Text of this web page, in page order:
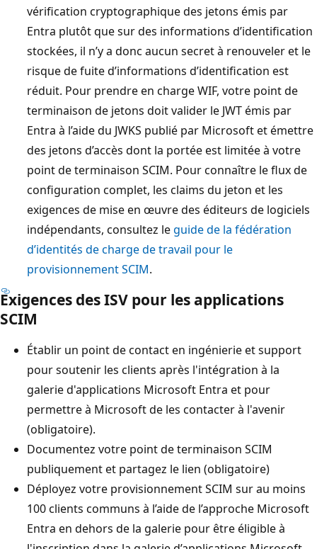
vérification cryptographique des jetons émis par
Entra plutôt que sur des informations d’identification
stockées, il n’y a donc aucun secret à renouveler et le
risque de fuite d’informations d’identification est
réduit. Pour prendre en charge WIF, votre point de
terminaison de jetons doit valider le JWT émis par
Entra à l’aide du JWKS publié par Microsoft et émettre
des jetons d’accès dont la portée est limitée à votre
point de terminaison SCIM. Pour connaître le flux de
configuration complet, les claims du jeton et les
exigences de mise en œuvre des éditeurs de logiciels
indépendants, consultez leguide de la fédération
d’identités de charge de travail pour le
provisionnement SCIM.
Exigences des ISV pour les applications
SCIM
Établir un point de contact en ingénierie et support
pour soutenir les clients après l'intégration à la
galerie d'applications Microsoft Entra et pour
permettre à Microsoft de les contacter à l'avenir
(obligatoire).
Documentez votre point de terminaison SCIM
publiquement et partagez le lien (obligatoire)
Déployez votre provisionnement SCIM sur au moins
100 clients communs à l’aide de l’approche Microsoft
Entra en dehors de la galerie pour être éligible à